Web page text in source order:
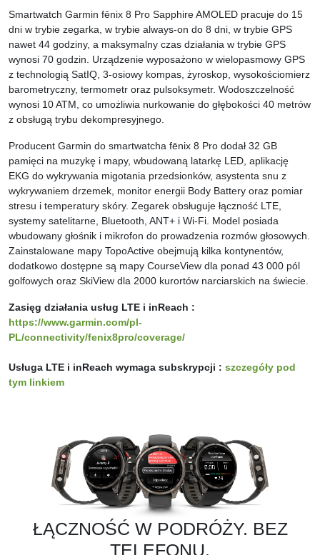
Smartwatch Garmin fēnix 8 Pro Sapphire AMOLED pracuje do 15
dni w trybie zegarka, w trybie always-on do 8 dni, w trybie GPS
nawet 44 godziny, a maksymalny czas działania w trybie GPS
wynosi 70 godzin. Urządzenie wyposażono w wielopasmowy GPS
z technologią SatIQ, 3-osiowy kompas, żyroskop, wysokościomierz
barometryczny, termometr oraz pulsoksymetr. Wodoszczelność
wynosi 10 ATM, co umożliwia nurkowanie do głębokości 40 metrów
z obsługą trybu dekompresyjnego.
Producent Garmin do smartwatcha fēnix 8 Pro dodał 32 GB
pamięci na muzykę i mapy, wbudowaną latarkę LED, aplikację
EKG do wykrywania migotania przedsionków, asystenta snu z
wykrywaniem drzemek, monitor energii Body Battery oraz pomiar
stresu i temperatury skóry. Zegarek obsługuje łączność LTE,
systemy satelitarne, Bluetooth, ANT+ i Wi-Fi. Model posiada
wbudowany głośnik i mikrofon do prowadzenia rozmów głosowych.
Zainstalowane mapy TopoActive obejmują kilka kontynentów,
dodatkowo dostępne są mapy CourseView dla ponad 43 000 pól
golfowych oraz SkiView dla 2000 kurortów narciarskich na świecie.
Zasięg działania usług LTE i inReach :
https://www.garmin.com/pl-
PL/connectivity/fenix8pro/coverage/
Usługa LTE i inReach wymaga subskrypcji : szczegóły pod
tym linkiem
ŁĄCZNOŚĆ W PODRÓŻY. BEZ
TELEFONU.